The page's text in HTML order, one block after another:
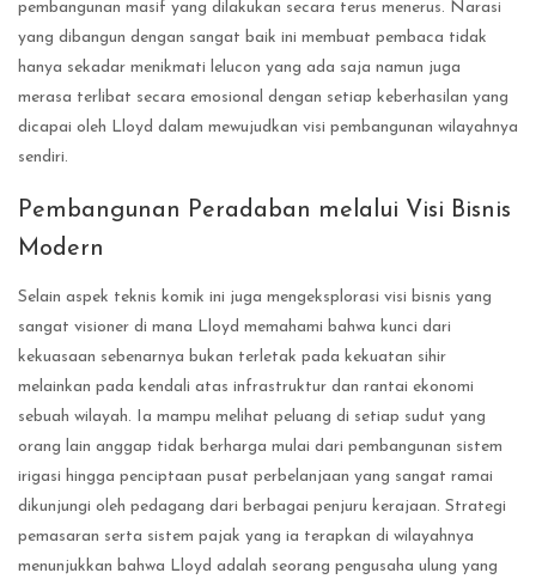
pembangunan masif yang dilakukan secara terus menerus. Narasi
yang dibangun dengan sangat baik ini membuat pembaca tidak
hanya sekadar menikmati lelucon yang ada saja namun juga
merasa terlibat secara emosional dengan setiap keberhasilan yang
dicapai oleh Lloyd dalam mewujudkan visi pembangunan wilayahnya
sendiri.
Pembangunan Peradaban melalui Visi Bisnis
Modern
Selain aspek teknis komik ini juga mengeksplorasi visi bisnis yang
sangat visioner di mana Lloyd memahami bahwa kunci dari
kekuasaan sebenarnya bukan terletak pada kekuatan sihir
melainkan pada kendali atas infrastruktur dan rantai ekonomi
sebuah wilayah. Ia mampu melihat peluang di setiap sudut yang
orang lain anggap tidak berharga mulai dari pembangunan sistem
irigasi hingga penciptaan pusat perbelanjaan yang sangat ramai
dikunjungi oleh pedagang dari berbagai penjuru kerajaan. Strategi
pemasaran serta sistem pajak yang ia terapkan di wilayahnya
menunjukkan bahwa Lloyd adalah seorang pengusaha ulung yang